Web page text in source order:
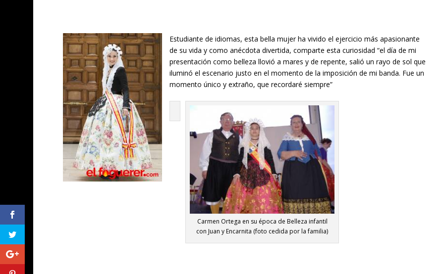
Estudiante de idiomas, esta bella mujer ha vivido el ejercicio más apasionante
de su vida y como anécdota divertida, comparte esta curiosidad “el día de mi
presentación como belleza llovió a mares y de repente, salió un rayo de sol que
iluminó el escenario justo en el momento de la imposición de mi banda. Fue un
momento único y extraño, que recordaré siempre”
Carmen Ortega en su época de Belleza infantil
con Juan y Encarnita (foto cedida por la familia)